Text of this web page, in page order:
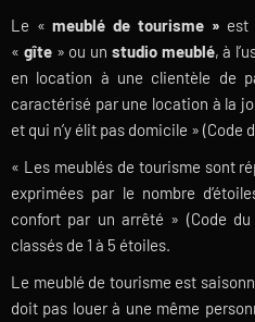
Le «meublé de tourisme » est
« gîte» ou un studio meublé, à
en location à une clientèle de
caractérisé par une location à la
et qui n’y élit pas domicile » (Code
« Les meublés de tourisme sont
exprimées par le nombre
confort par un arrêté » (Code
classés de 1 à 5 étoiles.
Le meublé de tourisme est
doit pas louer à une même